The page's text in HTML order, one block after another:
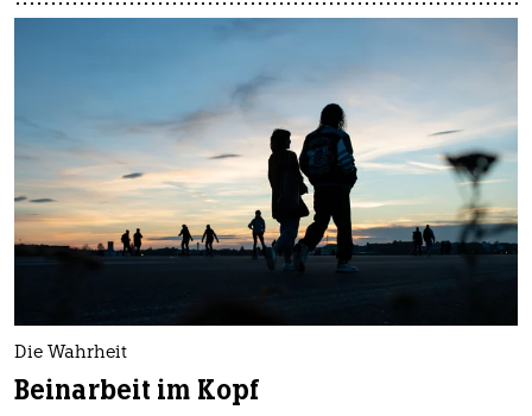
Die Wahrheit
Beinarbeit im Kopf